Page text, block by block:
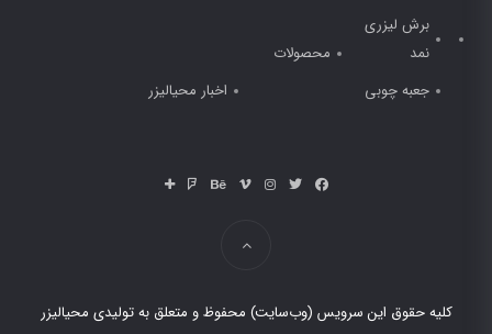
برش لیزری
نمد
محصولات
جعبه چوبی
اخبار محیالیزر
کلیه حقوق این سرویس (وب‌سایت) محفوظ و متعلق به تولیدی محیالیزر